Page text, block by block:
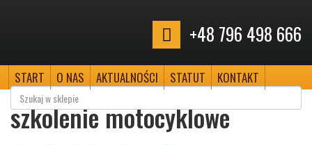
+48 796 498 666
START O NAS AKTUALNOŚCI STATUT KONTAKT
szkolenie motocyklowe